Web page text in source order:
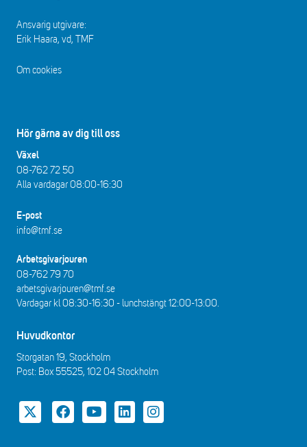
Ansvarig utgivare:
Erik Haara, vd, TMF
Om cookies
Hör gärna av dig till oss
Växel
08-762 72 50
Alla vardagar 08:00-16:30​​
E-post
info@tmf.se
Arbetsgivarjouren
08-762 79 70
arbetsgivarjouren@tmf.se
Vardagar kl 08:30-16:30 - lunchstängt 12:00-13:00​.
Huvudkontor
Storgatan 19, Stockholm
Post: Box 55525, 102 04 Stockholm
TwitterFacebook
YouTubeLinkedInInstagram